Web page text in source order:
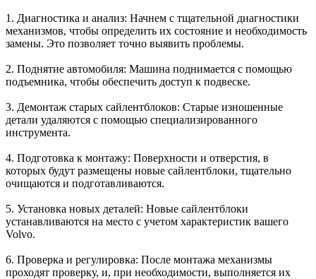
1. Диагностика и анализ: Начнем с тщательной диагностики
механизмов, чтобы определить их состояние и необходимость
замены. Это позволяет точно выявить проблемы.
2. Поднятие автомобиля: Машина поднимается с помощью
подъемника, чтобы обеспечить доступ к подвеске.
3. Демонтаж старых сайлентблоков: Старые изношенные
детали удаляются с помощью специализированного
инструмента.
4. Подготовка к монтажу: Поверхности и отверстия, в
которых будут размещены новые сайлентблоки, тщательно
очищаются и подготавливаются.
5. Установка новых деталей: Новые сайлентблоки
устанавливаются на место с учетом характеристик вашего
Volvo.
6. Проверка и регулировка: После монтажа механизмы
проходят проверку, и, при необходимости, выполняется их